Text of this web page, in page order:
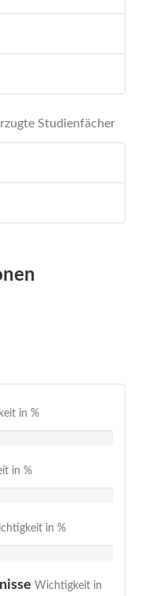
Studienfächer
in %
in %
in %
Wichtigkeit in